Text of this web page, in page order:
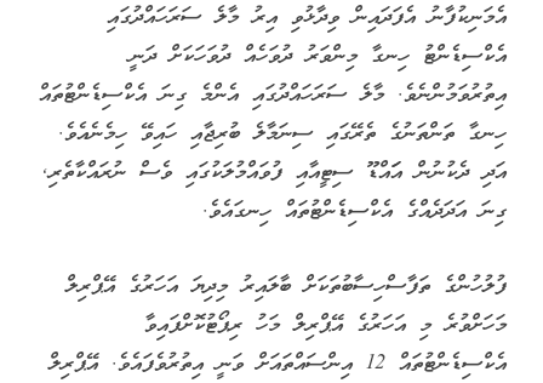
އެމަނިކުފާނު އެފަދައިން ވިދާޅުވި އިރު މާލެ ސަރަހައްދުގައި
އެކްސިޑެންޓު ހިނގާ މިންވަރު ދުވަހެއް ދުވަހަކަށް ދަނީ
އިތުރުވަމުންނެވެ. މާލެ ސަރަހައްދުގައި އެންމެ ގިނަ އެކްސިޑެންޓުތައް
ހިނގާ ތަންތަނުގެ ތެރޭގައި ސިނަމާލެ ބުރިޖާއި ހައިވޭ ހިމެނެއެވެ.
އަދި ދެކުނުން އަައްޑޫ ސިޓީއާއި ފުވައްމުލަކުގައި ވެސް ނުރައްކާތެރި,
ގިނަ އަދަދެއްގެ އެކްސިޑެންޓުތައް ހިނގައެވެ.
ފުލުހުންގެ ތަފާސްހިސާބުތަކަށް ބާލައިރު މިދިޔަ އަހަރުގެ އޭޕްރިލް
މަހަށްވުރެ މި އަހަރުގެ އޭޕްރިލް މަހު ރިޕޯޓުކޮށްފައިވާ
އެކްސިޑެންޓުތައް 12 އިންސައްތައަށް ވަނީ އިތުރުވެފައެވެ. އޭޕްރިލް